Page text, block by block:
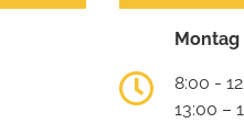
Montag
8:00 -
13:00 –